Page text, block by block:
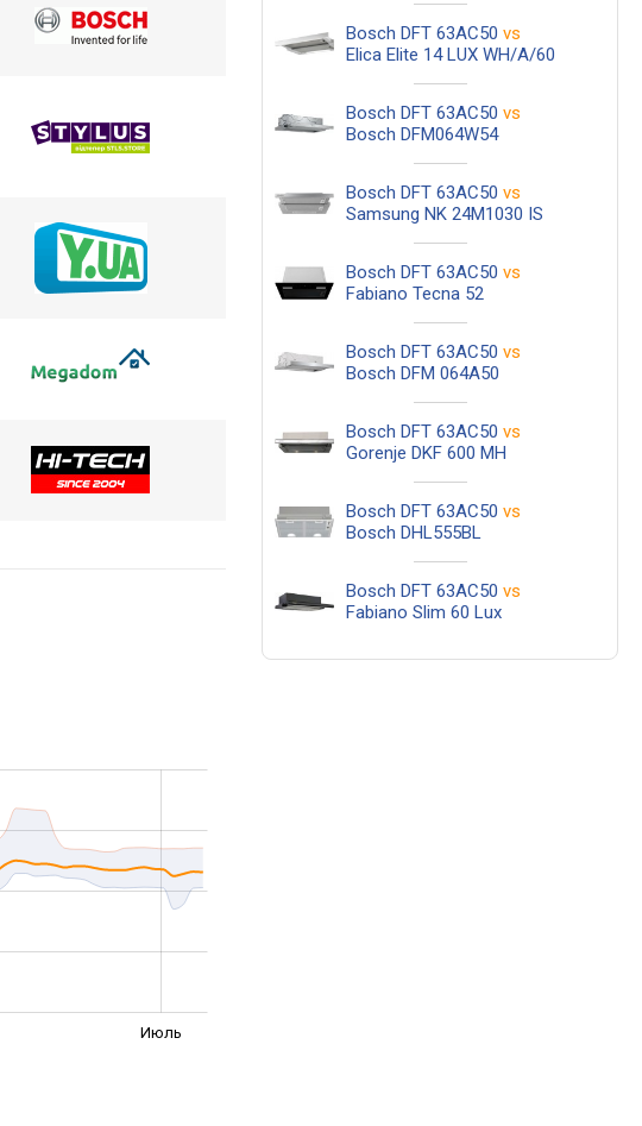
Июль
Bosch DFT 63AC50 vs
Elica Elite 14 LUX WH/A/60
Bosch DFT 63AC50 vs
Bosch DFM064W54
Bosch DFT 63AC50 vs
Samsung NK 24M1030 IS
Bosch DFT 63AC50 vs
Fabiano Tecna 52
Bosch DFT 63AC50 vs
Bosch DFM 064A50
Bosch DFT 63AC50 vs
Gorenje DKF 600 MH
Bosch DFT 63AC50 vs
Bosch DHL555BL
Bosch DFT 63AC50 vs
Fabiano Slim 60 Lux